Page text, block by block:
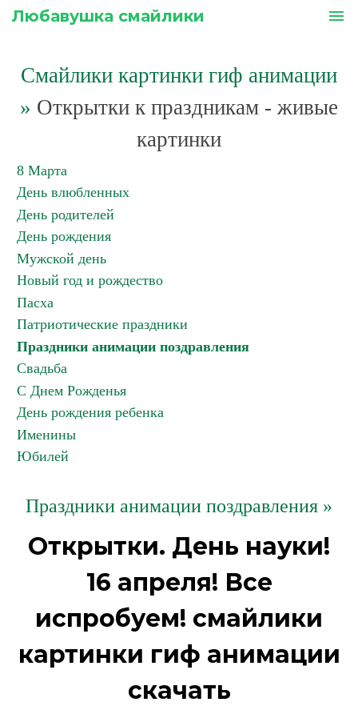
Любавушка смайлики menu
Смайлики картинки гиф анимации
» Открытки к праздникам - живые
картинки
8 Марта
День влюбленных
День родителей
День рождения
Мужской день
Новый год и рождество
Пасха
Патриотические праздники
Праздники анимации поздравления
Свадьба
С Днем Рожденья
День рождения ребенка
Именины
Юбилей
Праздники анимации поздравления »
Открытки. День науки!
16 апреля! Все
испробуем! смайлики
картинки гиф анимации
скачать